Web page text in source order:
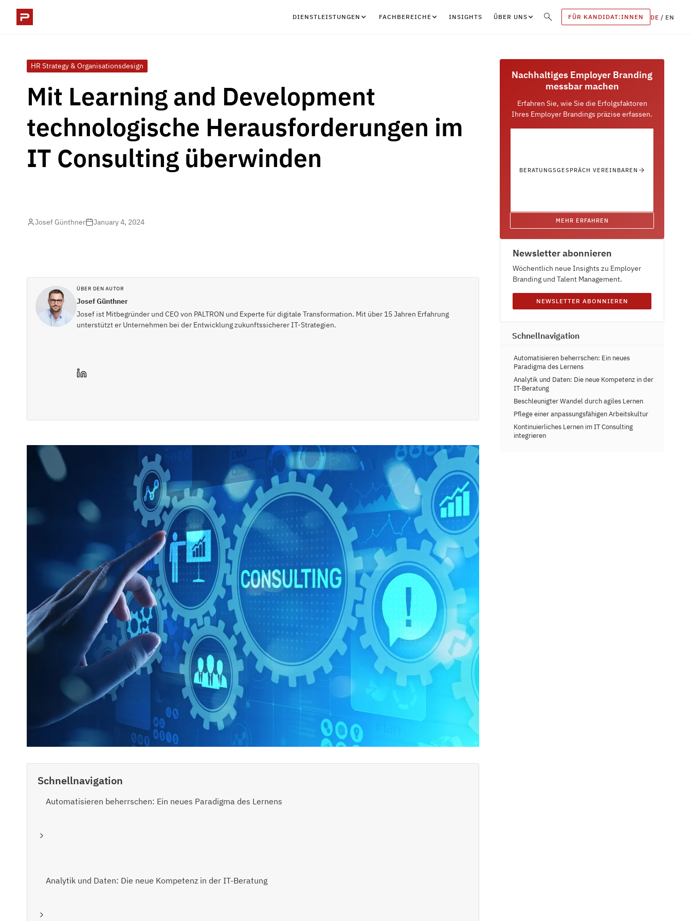
DIENSTLEISTUNGEN FACHBEREICHE INSIGHTS ÜBER UNS FÜR KANDIDAT:INNEN DE / EN
HR Strategy & Organisationsdesign
Mit Learning and Development
technologische Herausforderungen im
IT Consulting überwinden
Josef Günthner January 4, 2024
ÜBER DEN AUTOR
Josef Günthner
Josef ist Mitbegründer und CEO von PALTRON und Experte für digitale Transformation. Mit über 15 Jahren Erfahrung
unterstützt er Unternehmen bei der Entwicklung zukunftssicherer IT-Strategien.
Schnellnavigation
Automatisieren beherrschen: Ein neues Paradigma des Lernens
Analytik und Daten: Die neue Kompetenz in der IT-Beratung
Nachhaltiges Employer Branding
messbar machen
Erfahren Sie, wie Sie die Erfolgsfaktoren
Ihres Employer Brandings präzise erfassen.
BERATUNGSGESPRÄCH VEREINBAREN
MEHR ERFAHREN
Newsletter abonnieren
Wöchentlich neue Insights zu Employer
Branding und Talent Management.
NEWSLETTER ABONNIEREN
Schnellnavigation
Automatisieren beherrschen: Ein neues
Paradigma des Lernens
Analytik und Daten: Die neue Kompetenz in der
IT-Beratung
Beschleunigter Wandel durch agiles Lernen
Pflege einer anpassungsfähigen Arbeitskultur
Kontinuierliches Lernen im IT Consulting
integrieren